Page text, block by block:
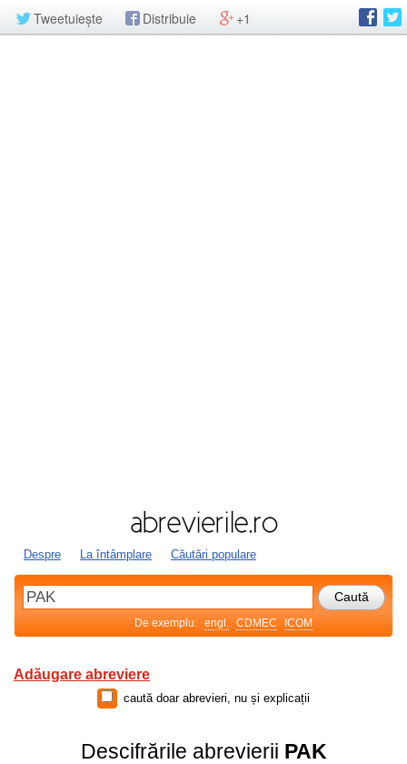
Tweetuiește Distribuie +1
Despre La întâmplare Căutări populare
De exemplu: engl. CDMEC ICOM
Adăugare abreviere
caută doar abrevieri, nu și explicații
Descifrările abrevierii PAK